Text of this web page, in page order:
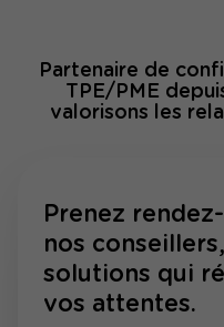
Partenaire de
TPE/PME
valorisons les
Prenez
nos
solutions qui
vos attentes.